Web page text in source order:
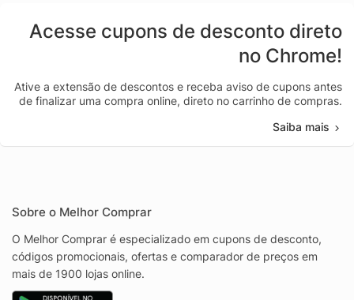
Acesse cupons de desconto direto
no Chrome!
Ative a extensão de descontos e receba aviso de cupons antes
de finalizar uma compra online, direto no carrinho de compras.
Saiba mais
Sobre o Melhor Comprar
O Melhor Comprar é especializado em cupons de desconto,
códigos promocionais, ofertas e comparador de preços em
mais de 1900 lojas online.